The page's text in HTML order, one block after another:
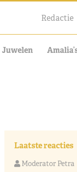
Redactie
Juwelen
Laatste reacties
Moderator Petra